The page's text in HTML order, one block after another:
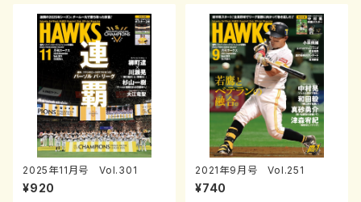
2025年11月号 Vol.301
¥920
2021年9月号 Vol.251
¥740